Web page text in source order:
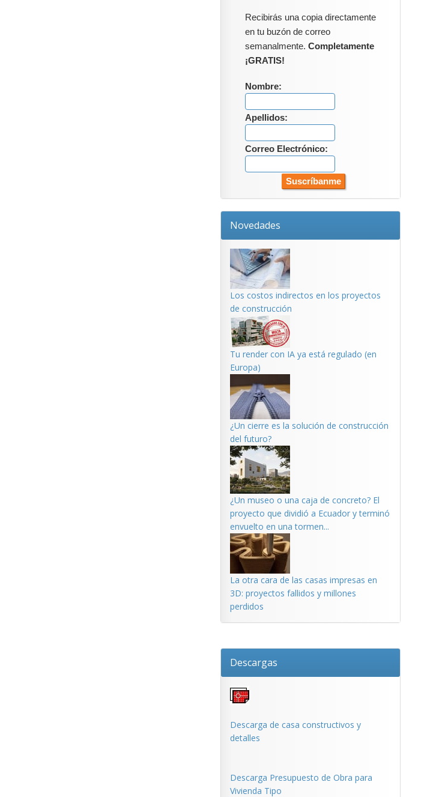
Recibirás una copia directamente
en tu buzón de correo
semanalmente. Completamente
¡GRATIS!
Nombre:
Apellidos:
Correo Electrónico:
Novedades
Los costos indirectos en los proyectos
de construcción
Tu render con IA ya está regulado (en
Europa)
¿Un cierre es la solución de construcción
del futuro?
¿Un museo o una caja de concreto? El
proyecto que dividió a Ecuador y terminó
envuelto en una tormen...
La otra cara de las casas impresas en
3D: proyectos fallidos y millones
perdidos
Descargas
Descarga de casa constructivos y
detalles
Descarga Presupuesto de Obra para
Vivienda Tipo